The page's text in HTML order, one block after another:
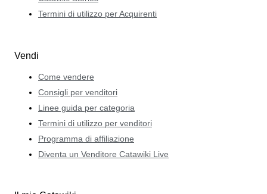
Termini di utilizzo per Acquirenti
Vendi
Come vendere
Consigli per venditori
Linee guida per categoria
Termini di utilizzo per venditori
Programma di affiliazione
Diventa un Venditore Catawiki Live